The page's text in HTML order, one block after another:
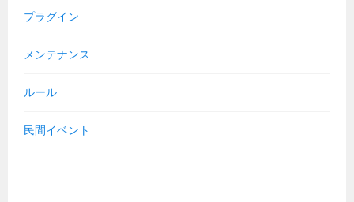
プラグイン
メンテナンス
ルール
民間イベント